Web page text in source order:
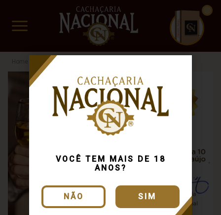
VOCÊ TEM MAIS DE 18
ANOS?
NÃO SIM
www.cachacarianacional.com.br
CUIDADO FRÁGIL
Cachaça